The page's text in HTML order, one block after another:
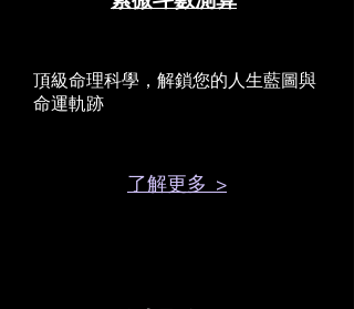
頂級命理科學，解鎖您的人生藍圖與
命運軌跡
了解更多 >